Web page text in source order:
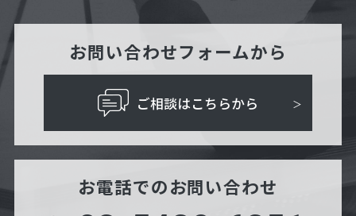
お問い合わせフォームから
ご相談はこちらから
お電話でのお問い合わせ